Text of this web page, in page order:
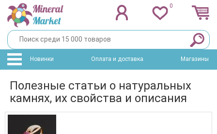
0
Новинки Оплата и доставка Магазины
Полезные статьи о натуральных
камнях, их свойства и описания